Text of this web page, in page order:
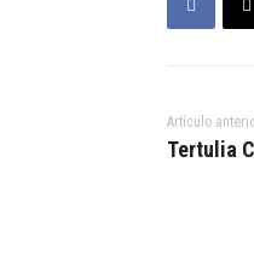
Artículo
Tertulia